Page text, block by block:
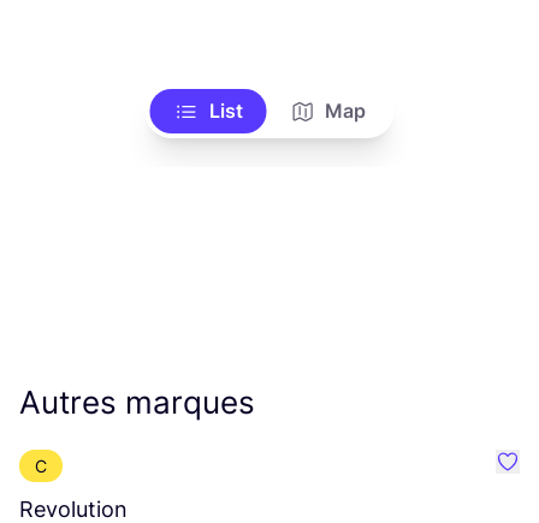
List Map
Autres marques
C
Revolution